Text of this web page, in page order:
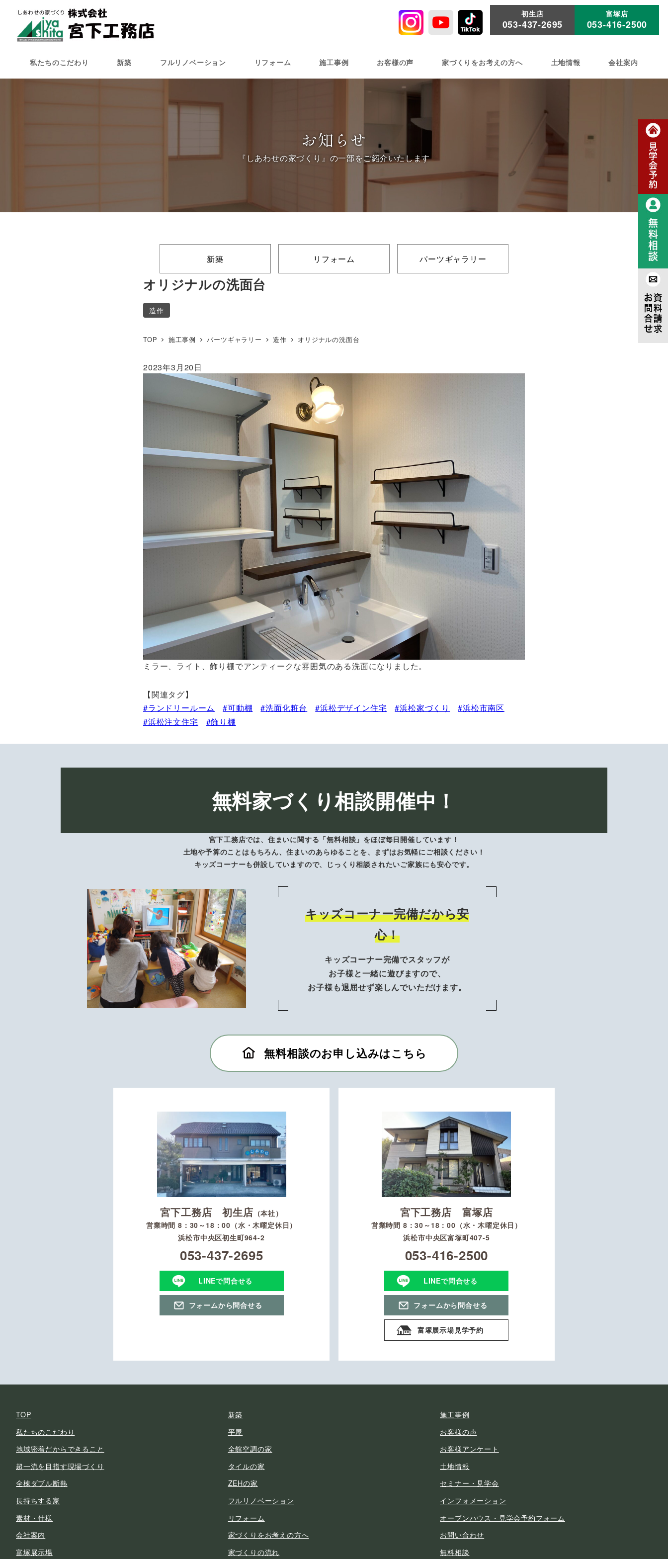
ン
初生店
053-437-2695
富塚店
053-416-2500
私たちのこだわり 新築 フルリノベーション リフォーム 施工事例 お客様の声 家づくりをお考えの方へ 土地情報 会社案内
お知らせ
新築 リフォーム パーツギャラリー
オリジナルの洗面台
造作
TOP 施工事例 パーツギャラリー 造作 オリジナルの洗面台
2023年3月20日
ミラー、ライト、飾り棚でアンティークな雰囲気のある洗面になりました。
【関連タグ】
ランドリールーム
可動棚 洗面化粧台 浜松デザイン住宅 浜松家づくり
浜松市南区
浜松注文住宅
飾り棚
無料家づくり相談開催中！
宮下工務店では、住まいに関する「無料相談」をほぼ毎日開催しています！
土地や予算のことはもちろん、住まいのあらゆることを、まずはお気軽にご相談ください！
キッズコーナーも併設していますので、じっくり相談されたいご家族にも安心です。
キッズコーナー完備だから安
心！
キッズコーナー完備でスタッフが
お子様と一緒に遊びますので、
お子様も退屈せず楽しんでいただけます。
無料相談のお申し込みはこちら
宮下工務店 初生店 （本社）
営業時間 8：30～18：00（水・木曜定休日）
浜松市中央区初生町964-2
053-437-2695
LINEで問合せる
フォームから問合せる
宮下工務店 富塚店
営業時間 8：30～18：00（水・木曜定休日）
浜松市中央区富塚町407-5
053-416-2500
LINEで問合せる
フォームから問合せる
富塚展示場見学予約
TOP
私たちのこだわり
地域密着だからできること
超一流を目指す現場づくり
全棟ダブル断熱
長持ちする家
素材・仕様
会社案内
富塚展示場
新築
平屋
全館空調の家
タイルの家
ZEHの家
フルリノベーション
リフォーム
家づくりをお考えの方へ
家づくりの流れ
施工事例
お客様の声
お客様アンケート
土地情報
セミナー・見学会
インフォメーション
オープンハウス・見学会予約フォーム
お問い合わせ
無料相談